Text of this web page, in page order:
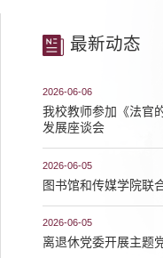
最新动态
2026-06-06
我校教师参加《法官
发展座谈会
2026-06-05
图书馆和传媒学院联
2026-06-05
离退休党委开展主题